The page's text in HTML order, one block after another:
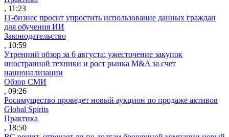
, 11:23
IT-бизнес просит упростить использование данных граждан
для обучения ИИ
Законодательство
, 10:59
Утренний обзор за 6 августа: ужесточение закупок
иностранной техники и рост рынка M&A за счет
национализации
Обзор СМИ
, 09:26
Росимущество проведет новый аукцион по продаже активов
Global Spirits
Практика
, 18:50